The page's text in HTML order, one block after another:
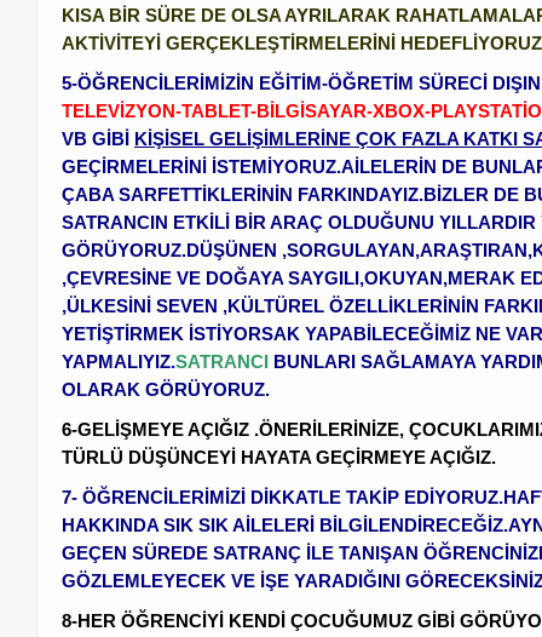
KISA BİR SÜRE DE OLSA AYRILARAK
AKTİVİTEYİ GERÇEKLEŞTİRMELERİNİ
5-ÖĞRENCİLERİMİZİN EĞİTİM-ÖĞRETİM SÜRECİ
TELEVİZYON-TABLET-BİLGİSAYAR-XBOX-
VB GİBİ KİŞİSEL GELİŞİMLERİNE ÇOK FAZLA KATKI
GEÇİRMELERİNİ İSTEMİYORUZ.AİLELERİN DE
ÇABA SARFETTİKLERİNİN FARKINDAYIZ.BİZLER DE
SATRANCIN ETKİLİ BİR ARAÇ OLDUĞUNU YILLARDIR
GÖRÜYORUZ.DÜŞÜNEN
,ÇEVRESİNE VE DOĞAYA SAYGILI,OKUYAN,MERAK
,ÜLKESİNİ SEVEN ,KÜLTÜREL ÖZELLİKLERİNİN
YETİŞTİRMEK İSTİYORSAK YAPABİLECEĞİMİZ NE
YAPMALIYIZ.SATRANCI BUNLARI SAĞLAMAYA
OLARAK GÖRÜYORUZ.
6-GELİŞMEYE AÇIĞIZ .ÖNERİLERİNİZE,
TÜRLÜ DÜŞÜNCEYİ HAYATA GEÇİRMEYE AÇIĞIZ.
7- ÖĞRENCİLERİMİZİ DİKKATLE TAKİP
HAKKINDA SIK SIK AİLELERİ
GEÇEN SÜREDE SATRANÇ İLE TANIŞAN
GÖZLEMLEYECEK VE İŞE YARADIĞINI
8-HER ÖĞRENCİYİ KENDİ ÇOCUĞUMUZ GİBİ